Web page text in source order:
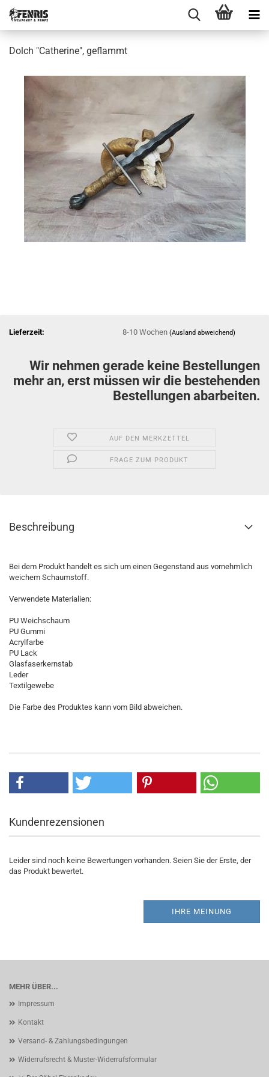
Dolch "Catherine", geflammt
Lieferzeit: 8-10 Wochen(Ausland abweichend)
Wir nehmen gerade keine Bestellungen
mehr an, erst müssen wir die bestehenden
Bestellungen abarbeiten.
AUF DEN MERKZETTEL
FRAGE ZUM PRODUKT
Beschreibung
Bei dem Produkt handelt es sich um einen Gegenstand aus vornehmlich
weichem Schaumstoff.
Verwendete Materialien:
PU Weichschaum
PU Gummi
Acrylfarbe
PU Lack
Glasfaserkernstab
Leder
Textilgewebe
Die Farbe des Produktes kann vom Bild abweichen.
Kundenrezensionen
Leider sind noch keine Bewertungen vorhanden. Seien Sie der Erste, der
das Produkt bewertet.
IHRE MEINUNG
MEHR ÜBER...
Impressum
Kontakt
Versand- & Zahlungsbedingungen
Widerrufsrecht & Muster-Widerrufsformular